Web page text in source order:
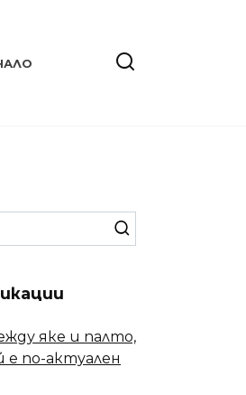
яке и палто,
е по-актуален